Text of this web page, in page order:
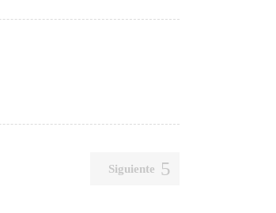
Siguiente